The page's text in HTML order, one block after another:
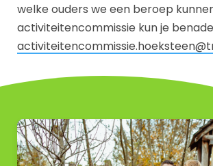
welke ouders we een beroep
activiteitencommissie kun je